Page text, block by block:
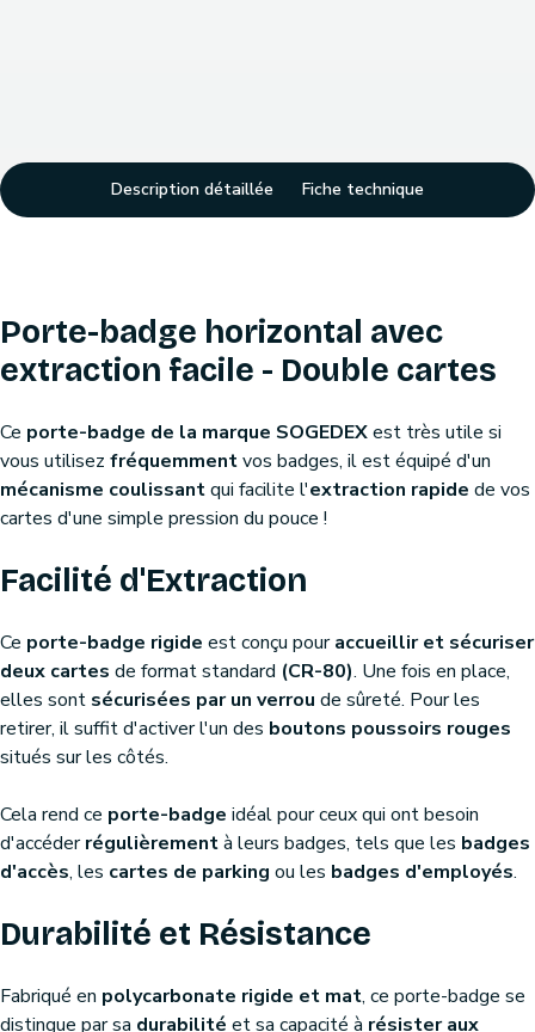
Description détaillée Fiche technique
Porte-badge horizontal avec
extraction facile - Double cartes
Ce porte-badge de la marque SOGEDEXest très utile si
vous utilisez fréquemmentvos badges, il est équipé d'un
mécanisme coulissantqui facilite l'extraction rapide de vos
cartes d'une simple pression du pouce !
Facilité d'Extraction
Ce porte-badge rigide est conçu pouraccueillir et sécuriser
deux cartes de format standard (CR-80). Une fois en place,
elles sont sécurisées par un verrou de sûreté. Pour les
retirer, il suffit d'activer l'un des boutons poussoirs rouges
situés sur les côtés.
Cela rend ce porte-badge idéal pour ceux qui ont besoin
d'accéderrégulièrementà leurs badges, tels que les badges
d'accès, les cartes de parking ou les badges d'employés.
Durabilité et Résistance
Fabriqué en polycarbonate rigide et mat, ce porte-badge se
distingue par sa durabilité et sa capacité à résister aux